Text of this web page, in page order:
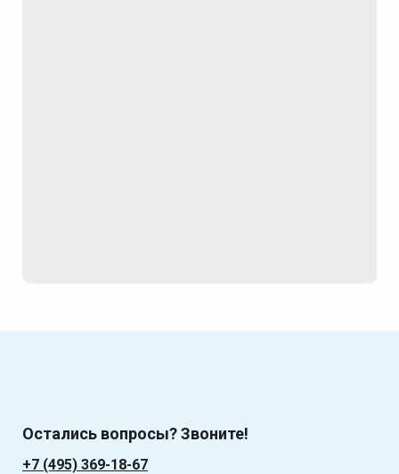
Остались вопросы? Звоните!
+7 (495) 369-18-67